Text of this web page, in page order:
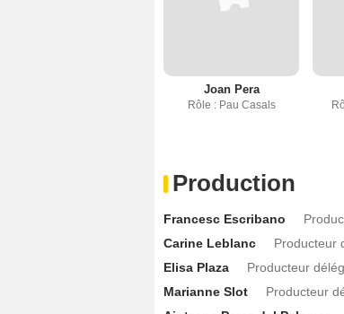
Joan Pera
Rôle : Pau Casals
Production
Francesc Escribano
Carine Leblanc
Producteur
Elisa Plaza
Producteur
Marianne Slot
Producteur